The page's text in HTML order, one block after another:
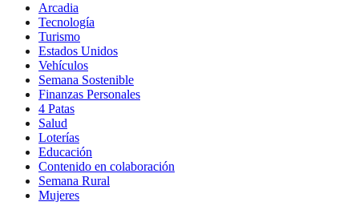
Arcadia
Tecnología
Turismo
Estados Unidos
Vehículos
Semana Sostenible
Finanzas Personales
4 Patas
Salud
Loterías
Educación
Contenido en colaboración
Semana Rural
Mujeres